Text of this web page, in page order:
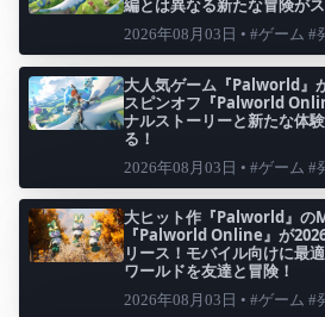
編とは異なる新たな冒険が
2026年08月03日 • #ゲーム #
大人気ゲーム『Palworld』
スピンオフ『Palworld
ナルストーリーと新たな体
る！
2026年08月03日 • #ゲーム #
大ヒット作『Palworld』の
『Palworld Online』が
リース！モバイル向けに最
ワールドを友達と冒険！
2026年08月03日 • #ゲーム #